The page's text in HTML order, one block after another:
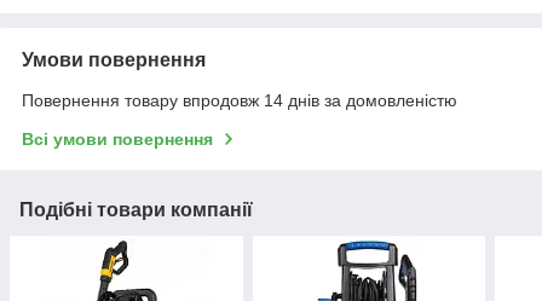
Умови повернення
Повернення товару впродовж 14 днів за домовленістю
Всі умови повернення
Подібні товари компанії